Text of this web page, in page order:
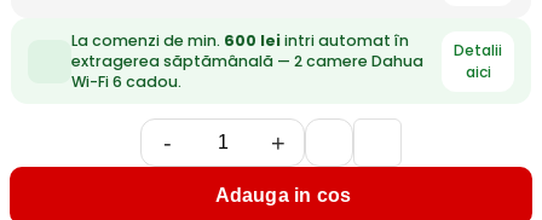
La comenzi de min. 600 leiintri automat în
extragerea săptămânală — 2 camere Dahua
Wi-Fi 6 cadou.
Detalii
aici
- +
Adauga in cos